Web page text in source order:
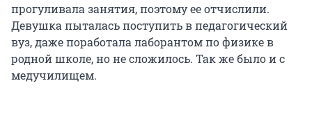
прогуливала занятия, поэтому ее отчислили.
Девушка пыталась поступить в педагогический
вуз, даже поработала лаборантом по физике в
родной школе, но не сложилось. Так же было и с
медучилищем.